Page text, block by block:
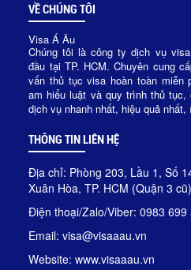
VỀ CHÚNG TÔI
Visa Á Âu
Chúng tôi là công ty dịch vụ
đầu tại TP. HCM. Chuyên cung
vấn thủ tục visa hoàn toàn miễn
am hiểu luật và quy trình thủ
dịch vụ nhanh nhất, hiệu quả nhất,
THÔNG TIN LIÊN HỆ
Địa chỉ: Phòng 203, Lầu 1, Số
Xuân Hòa, TP. HCM (Quận 3 cũ)
Điện thoại/Zalo/Viber: 0983
Email: visa@visaaau.vn
Website: www.visaaau.vn